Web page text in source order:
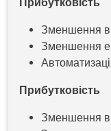
Зменшення
Зменшення
Прибутковість
Зменшення